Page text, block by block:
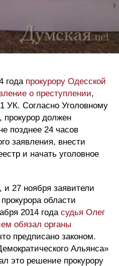
года прокурору Одесской
о преступлении,
УК. Согласно Уголовному
прокурор должен
позднее 24 часов
заявления, внести
и начать уголовное
27 ноября заявители
области
2014 года судья Олег
обязал органы
предписано законом.
Альянса»
это решение прокурору